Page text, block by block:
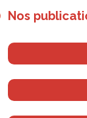
Nos